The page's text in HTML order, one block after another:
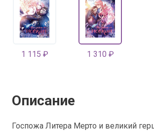
1 115 ₽ 1 310 ₽
Описание
Госпожа Литера Мерто и великий